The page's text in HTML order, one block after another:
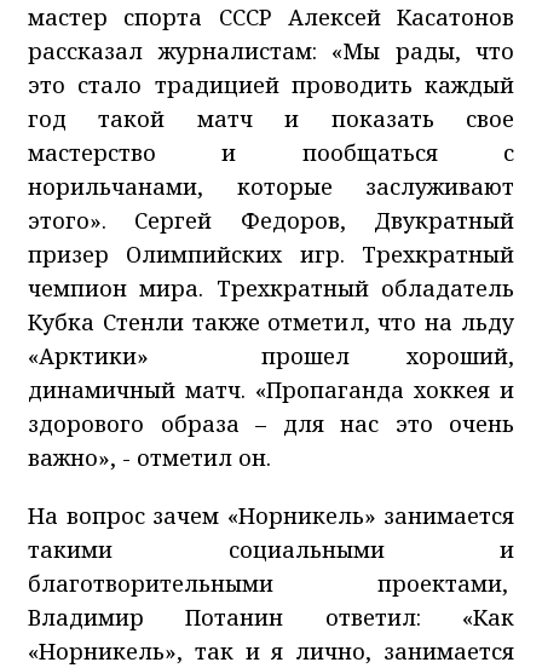
мастер спорта СССР Алексей Касатонов
рассказал журналистам: «Мы рады, что
это стало традицией проводить каждый
год такой матч и показать свое
мастерство и пообщаться с
норильчанами, которые заслуживают
этого». Сергей Федоров, Двукратный
призер Олимпийских игр. Трехкратный
чемпион мира. Трехкратный обладатель
Кубка Стенли также отметил, что на льду
«Арктики» прошел хороший,
динамичный матч. «Пропаганда хоккея и
здорового образа – для нас это очень
важно», - отметил он.
На вопрос зачем «Норникель» занимается
такими социальными и
благотворительными проектами,
Владимир Потанин ответил: «Как
«Норникель», так и я лично, занимается